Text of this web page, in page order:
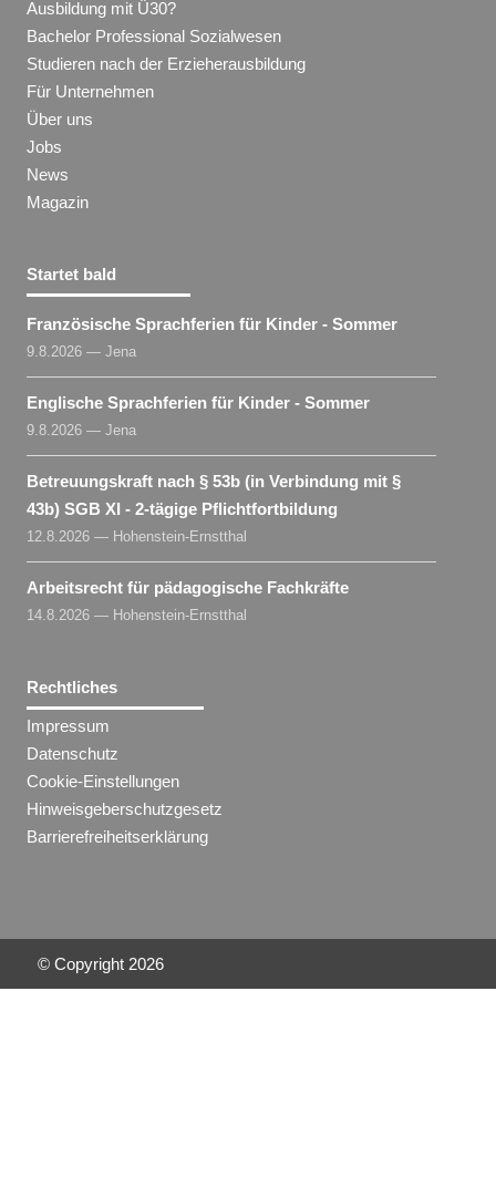
Ausbildung mit Ü30?
Bachelor Professional Sozialwesen
Studieren nach der Erzieherausbildung
Für Unternehmen
Über uns
Jobs
News
Magazin
Startet bald
Französische Sprachferien für Kinder - Sommer
9.8.2026 — Jena
Englische Sprachferien für Kinder - Sommer
9.8.2026 — Jena
Betreuungskraft nach § 53b (in Verbindung mit §
43b) SGB XI - 2-tägige Pflichtfortbildung
12.8.2026 — Hohenstein-Ernstthal
Arbeitsrecht für pädagogische Fachkräfte
14.8.2026 — Hohenstein-Ernstthal
Rechtliches
Impressum
Datenschutz
Cookie-Einstellungen
Hinweisgeberschutzgesetz
Barrierefreiheitserklärung
© Copyright 2026